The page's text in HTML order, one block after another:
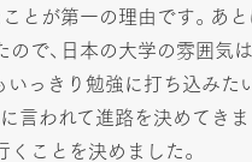
が第一の理由です。あと
で、日本の大学の雰囲気
いっきり勉強に打ち込み
言われて進路を決めてき
ことを決めました。